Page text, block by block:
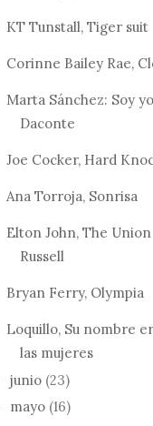
KT Tunstall, Tiger suit
Corinne Bailey Rae,
Marta Sánchez: Soy
Daconte
Joe Cocker, Hard
Ana Torroja, Sonrisa
Elton John, The
Russell
Bryan Ferry, Olympia
Loquillo, Su nombre
las mujeres
junio (23)
mayo (16)